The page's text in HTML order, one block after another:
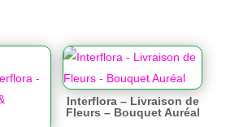
Interflora – Livraison de
Fleurs – Bouquet Auréal